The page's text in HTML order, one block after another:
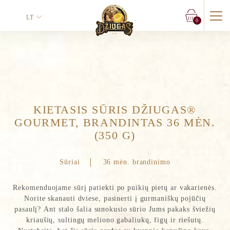
LT 0
KIETASIS SŪRIS DŽIUGAS®
GOURMET, BRANDINTAS 36 MĖN.
(350 G)
Sūriai 36 mėn. brandinimo
Rekomenduojame sūrį patiekti po puikių pietų ar vakarienės.
Norite skanauti dviese, pasinerti į gurmaniškų pojūčių
pasaulį? Ant stalo šalia sunokusio sūrio Jums pakaks šviežių
kriaušių, sultingų meliono gabaliukų, figų ir riešutų.
Vardas Pavardė
n
s
El. paštas*